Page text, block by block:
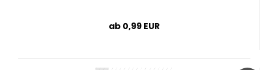
ab 0,99 EUR